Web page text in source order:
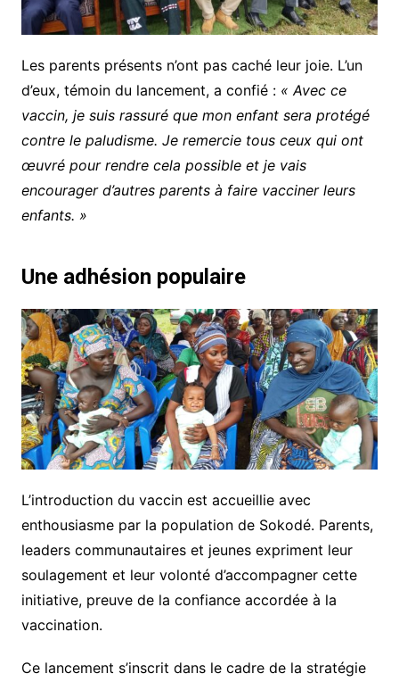
Les parents présents n’ont pas caché leur joie. L’un
d’eux, témoin du lancement, a confié : « Avec ce
vaccin, je suis rassuré que mon enfant sera protégé
contre le paludisme. Je remercie tous ceux qui ont
œuvré pour rendre cela possible et je vais
encourager d’autres parents à faire vacciner leurs
enfants. »
Une adhésion populaire
L’introduction du vaccin est accueillie avec
enthousiasme par la population de Sokodé. Parents,
leaders communautaires et jeunes expriment leur
soulagement et leur volonté d’accompagner cette
initiative, preuve de la confiance accordée à la
vaccination.
Ce lancement s’inscrit dans le cadre de la stratégie